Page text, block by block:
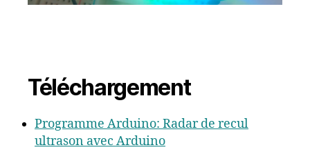
Téléchargement
Programme Arduino: Radar de recul
ultrason avec Arduino